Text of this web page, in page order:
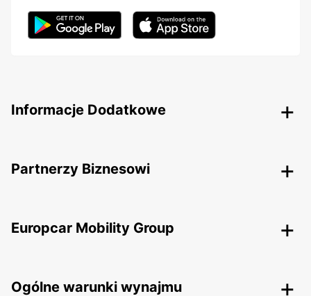
Informacje Dodatkowe
Partnerzy Biznesowi
Europcar Mobility Group
Ogólne warunki wynajmu